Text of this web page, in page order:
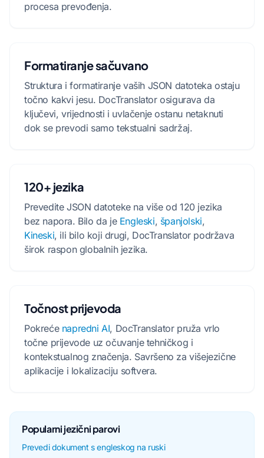
procesa prevođenja.
Formatiranje sačuvano
Struktura i formatiranje vaših JSON datoteka ostaju
točno kakvi jesu. DocTranslator osigurava da
ključevi, vrijednosti i uvlačenje ostanu netaknuti
dok se prevodi samo tekstualni sadržaj.
120+ jezika
Prevedite JSON datoteke na više od 120 jezika
bez napora. Bilo da je Engleski, španjolski,
Kineski, ili bilo koji drugi, DocTranslator podržava
širok raspon globalnih jezika.
Točnost prijevoda
Pokreće napredni AI, DocTranslator pruža vrlo
točne prijevode uz očuvanje tehničkog i
kontekstualnog značenja. Savršeno za višejezične
aplikacije i lokalizaciju softvera.
Popularni jezični parovi
Prevedi dokument s engleskog na ruski